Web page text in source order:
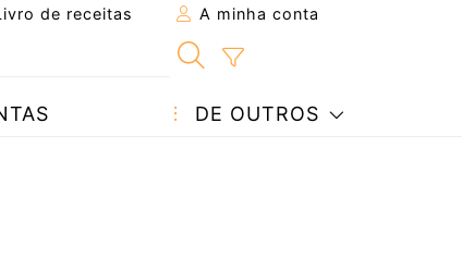
de receitas A minha conta
DE OUTROS